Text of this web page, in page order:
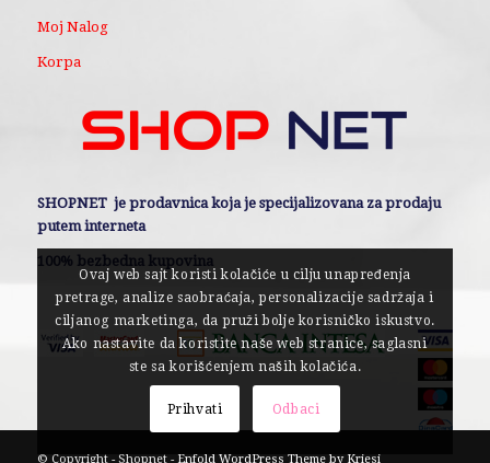
Moj Nalog
Korpa
SHOPNET je prodavnica koja je specijalizovana za prodaju
putem interneta
100% bezbedna kupovina
© Copyright - Shopnet -Enfold WordPress Theme by Kriesi
Ovaj web sajt koristi kolačiće u cilju unapređenja
pretrage, analize saobraćaja, personalizacije sadržaja i
ciljanog marketinga, da pruži bolje korisničko iskustvo.
Ako nastavite da koristite naše web stranice, saglasni
ste sa korišćenjem naših kolačića.
Prihvati Odbaci